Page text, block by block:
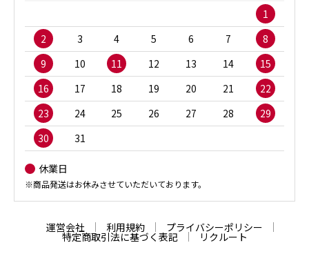
1
2
3 4 5 6 7
8
9
10 11 12 13 14
15
16
17 18 19 20 21
22
23
24 25 26 27 28
29
30
31
休業日
※商品発送はお休みさせていただいております。
運営会社 利用規約 プライバシーポリシー
特定商取引法に基づく表記 リクルート